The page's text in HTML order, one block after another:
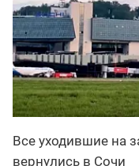
Все уходившие на
вернулись в Сочи